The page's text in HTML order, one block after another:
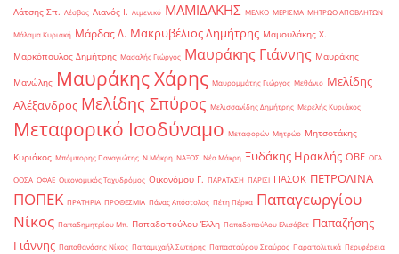
Λάτσης Σπ. Λέσβος Λιανός Ι. Λιμενικό ΜΑΜΙΔΑΚΗΣ ΜΕΛΚΟ ΜΕΡΙΣΜΑ ΜΗΤΡΩΟ ΑΠΟΒΛΗΤΩΝ
Μάλαμα Κυριακή Μάρδας Δ. Μακρυβέλιος Δημήτρης Μαμουλάκης Χ.
Μαρκόπουλος Δημήτρης Μασαλής Γιώργος Μαυράκης Γιάννης Μαυράκης
Μανώλης Μαυράκης Χάρης Μαυρομμάτης Γιώργος Μεθάνιο Μελίδης
Αλέξανδρος Μελίδης Σπύρος Μελισσανίδης Δημήτρης Μερελής Κυριάκος
Μεταφορικό Ισοδύναμο Μεταφορών Μητρώο Μητσοτάκης
Κυριάκος Μπόμπορης Παναγιώτης Ν.Μάκρη ΝΑΞΟΣ Νέα Μάκρη Ξυδάκης Ηρακλής ΟΒΕ ΟΓΑ
ΟΟΣΑ ΟΦΑΕ Οικονομικός Ταχυδρόμος Οικονόμου Γ. ΠΑΡΑΤΑΣΗ ΠΑΡΙΣΙ ΠΑΣΟΚ ΠΕΤΡΟΛΙΝΑ
ΠΟΠΕΚ ΠΡΑΤΗΡΙΑ ΠΡΟΘΕΣΜΙΑ Πάνας Απόστολος Πέτη Πέρκα Παπαγεωργίου
Νίκος Παπαδημητρίου Μπ. Παπαδοπούλου Έλλη Παπαδοπούλου Ελισάβετ Παπαζήσης
Γιάννης Παπαθανάσης Νίκος Παπαμιχαήλ Σωτήρης Παπασταύρου Σταύρος Παραπολιτικά Περιφέρεια